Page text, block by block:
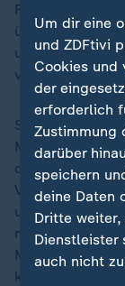
Freistoß von
über das Tor.
und Nico
vergaben.
Spanien war in
Mannschaft
den Ball
Verwirrung
und hatte keine
nur kurz und
Mendes (26.)
keine Chance
Um dir eine
und ZDFtivi
Cookies und
der
erforderlich
Zustimmung
darüber
speichern
deine Daten
Dritte
Dienstleister
auch nicht